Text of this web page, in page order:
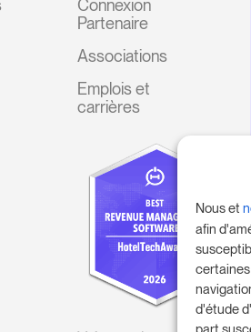
Connexion
Partenaire
Associations
Emplois et
carrières
Nous et
afin
d'étude